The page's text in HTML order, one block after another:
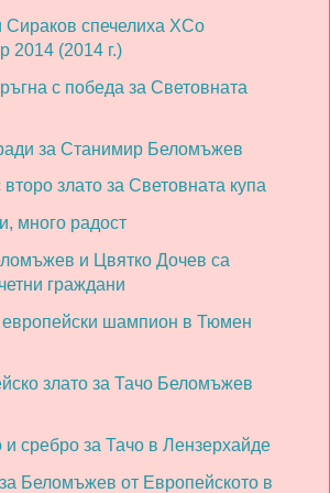
спечелиха XCo
2014 (2014 г.)
с победа за Световната
за Станимир Беломъжев
злато за Световната купа
много радост
и Цвятко Дочев са
граждани
шампион в Тюмен
злато за Тачо Беломъжев
и сребро за Тачо в Лензерхайде
Беломъжев от Европейското в